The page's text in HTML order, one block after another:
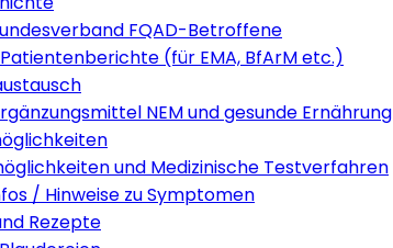
FQAD-Betroffene
(für EMA, BfArM etc.)
NEM und gesunde Ernährung
und Medizinische Testverfahren
/ Hinweise zu Symptomen
Rezepte